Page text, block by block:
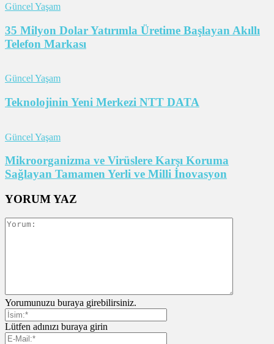
Güncel Yaşam
35 Milyon Dolar Yatırımla Üretime Başlayan Akıllı
Telefon Markası
Güncel Yaşam
Teknolojinin Yeni Merkezi NTT DATA
Güncel Yaşam
Mikroorganizma ve Virüslere Karşı Koruma
Sağlayan Tamamen Yerli ve Milli İnovasyon
YORUM YAZ
Yorumunuzu buraya girebilirsiniz.
Lütfen adınızı buraya girin